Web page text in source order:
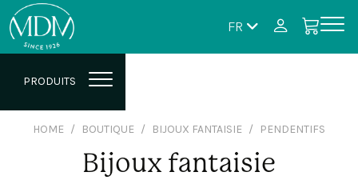
FR
PRODUITS
HOME BOUTIQUE BIJOUX FANTAISIE PENDENTIFS
Bijoux fantaisie